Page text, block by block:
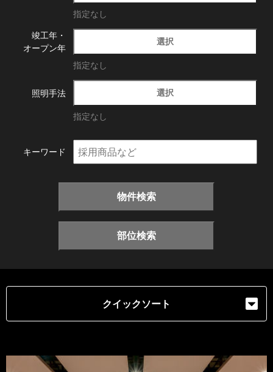
指定なし
竣工年・
オープン年
選択
指定なし
照明手法 選択
指定なし
キーワード
物件検索
部位検索
クイックソート